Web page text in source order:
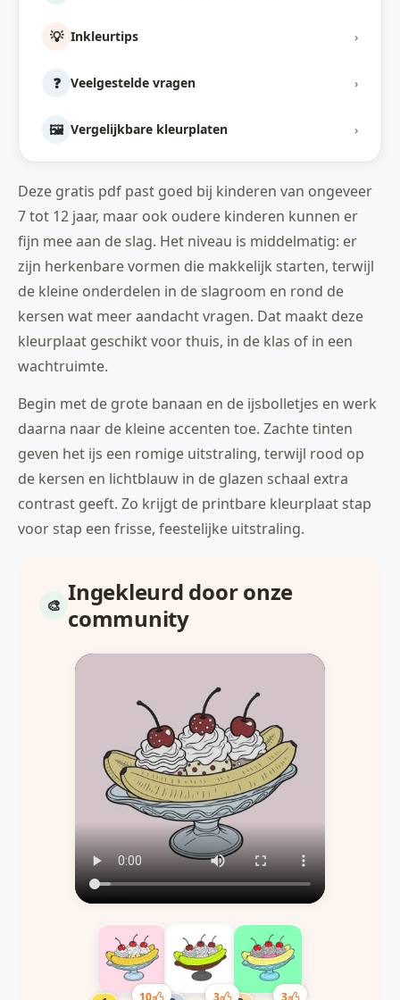
💡 Inkleurtips ›
❓ Veelgestelde vragen ›
🖼️ Vergelijkbare kleurplaten ›
Deze gratis pdf past goed bij kinderen van ongeveer
7 tot 12 jaar, maar ook oudere kinderen kunnen er
fijn mee aan de slag. Het niveau is middelmatig: er
zijn herkenbare vormen die makkelijk starten, terwijl
de kleine onderdelen in de slagroom en rond de
kersen wat meer aandacht vragen. Dat maakt deze
kleurplaat geschikt voor thuis, in de klas of in een
wachtruimte.
Begin met de grote banaan en de ijsbolletjes en werk
daarna naar de kleine accenten toe. Zachte tinten
geven het ijs een romige uitstraling, terwijl rood op
de kersen en lichtblauw in de glazen schaal extra
contrast geeft. Zo krijgt de printbare kleurplaat stap
voor stap een frisse, feestelijke uitstraling.
Ingekleurd door onze
community